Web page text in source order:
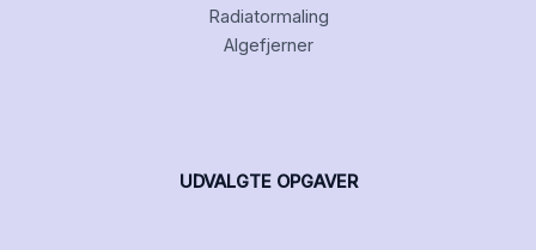
Radiatormaling
Algefjerner
UDVALGTE OPGAVER